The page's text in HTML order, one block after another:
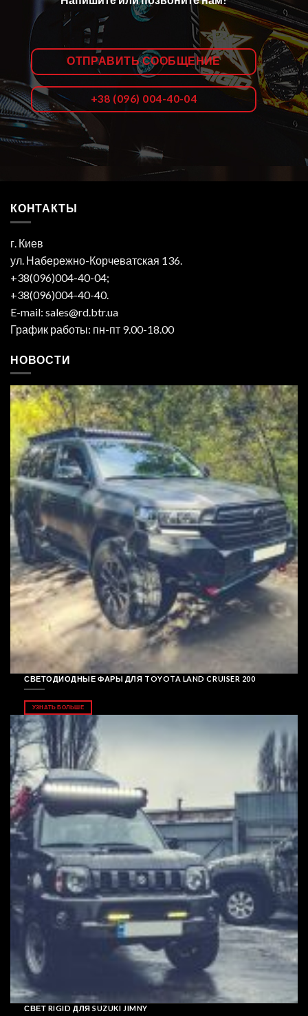
ОТПРАВИТЬ СООБЩЕНИЕ
+38 (096) 004-40-04
КОНТАКТЫ
г. Киев
ул. Набережно-Корчеватская 136.
+38(096)004-40-04;
+38(096)004-40-40.
E-mail: sales@rd.btr.ua
График работы: пн-пт 9.00-18.00
НОВОСТИ
СВЕТОДИОДНЫЕ ФАРЫ ДЛЯ TOYOTA LAND CRUISER 200
УЗНАТЬ БОЛЬШЕ
СВЕТ RIGID ДЛЯ SUZUKI JIMNY